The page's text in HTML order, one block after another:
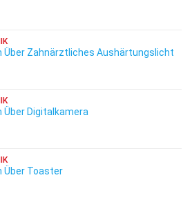
Über Zahnärztliches Aushärtungslicht
Über Digitalkamera
Über Toaster